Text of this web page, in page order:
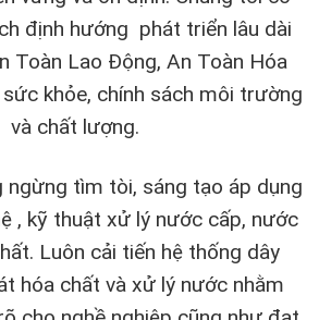
định hướng phát triển lâu dài
Toàn Lao Động, An Toàn Hóa
sức khỏe, chính sách môi trường
và chất lượng.
ngừng tìm tòi, sáng tạo áp dụng
, kỹ thuật xử lý nước cấp, nước
Luôn cải tiến hệ thống dây
hóa chất và xử lý nước nhằm